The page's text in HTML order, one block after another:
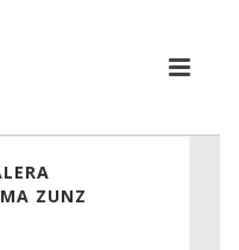
ZUNZ